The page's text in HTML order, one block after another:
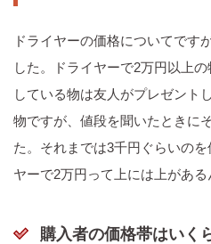
ドライヤーの価格についてです
した。ドライヤーで2万円以上
している物は友人がプレゼント
物ですが、値段を聞いたときに
た。それまでは3千円ぐらいの
ヤーで2万円って上には上がある
購入者の価格帯はいく